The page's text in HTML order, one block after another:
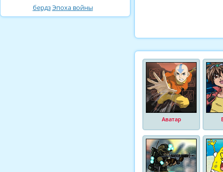
бердзЭпоха войны
Аватар